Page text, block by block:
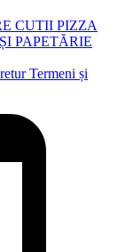
CUTII PIZZA
PAPETĂRIE
Termeni și